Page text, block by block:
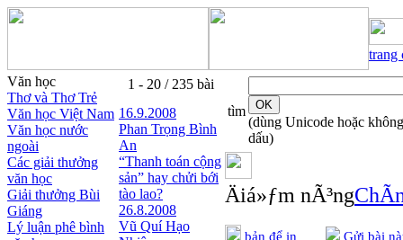
trang
Văn học
Thơ và Thơ Trẻ
Văn học Việt Nam
Văn học nước
ngoài
Các giải thưởng
văn học
Giải thưởng Bùi
Giáng
Lý luận phê bình
1 - 20 / 235 bài
16.9.2008
Phan Trọng Bình
An
“Thanh toán cộng
sản” hay chửi bới
tào lao?
26.8.2008
Vũ Quí Hạo
tìm
(dùng Unicode hoặc không
dấu)
Äiá»ƒm nÃ³ng
bản để in Gửi bài